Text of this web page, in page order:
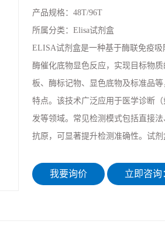
产品规格： 48T/96T
所属分类： Elisa试剂盒
ELISA试剂盒是一种基于酶联免疫
酶催化底物显色反应，实现目标物
板、酶标记物、显色底物及标准品
特点。该技术广泛应用于医学诊断
发等领域。常见检测模式包括直接
抗原，可显著提升检测准确性。试
我要询价 立即咨询